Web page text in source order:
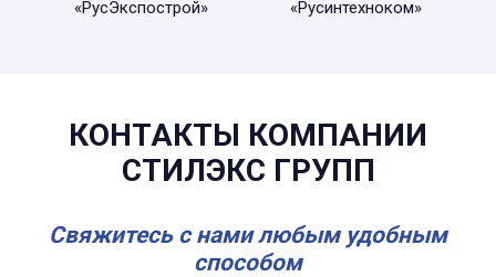
«РусЭкспострой»
«Русинтехноком»
КОНТАКТЫ КОМПАНИИ
СТИЛЭКС ГРУПП
Свяжитесь с нами любым удобным
способом